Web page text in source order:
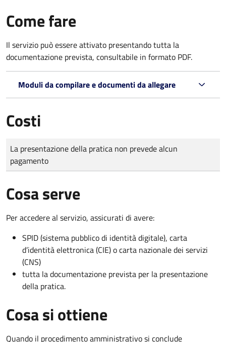
Come fare
Il servizio può essere attivato presentando tutta la
documentazione prevista, consultabile in formato PDF.
Moduli da compilare e documenti da allegare
Costi
Tipo di pagamento
Importo
La presentazione della pratica non prevede alcun
pagamento
Cosa serve
Per accedere al servizio, assicurati di avere:
SPID (sistema pubblico di identità digitale), carta
d’identità elettronica (CIE) o carta nazionale dei servizi
(CNS)
tutta la documentazione prevista per la presentazione
della pratica.
Cosa si ottiene
Quando il procedimento amministrativo si conclude